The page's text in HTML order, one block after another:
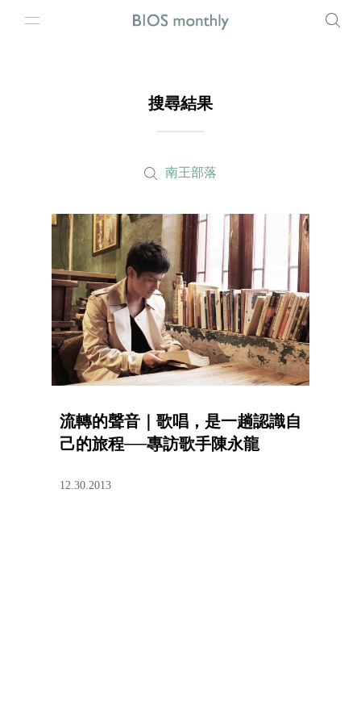
搜尋結果
南王部落
流轉的聲音｜歌唱，是一趟認識自
己的旅程──專訪歌手陳永龍
12.30.2013